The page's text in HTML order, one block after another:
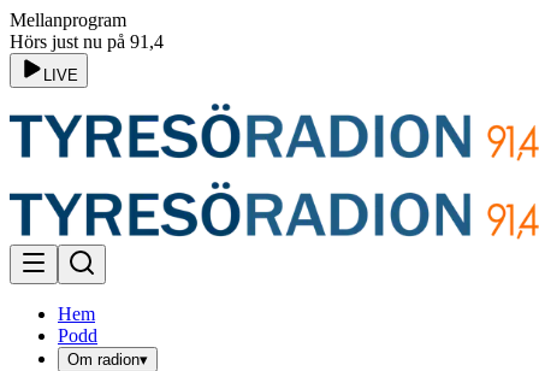
Mellanprogram
Hörs just nu på 91,4
LIVE
Hem
Podd
Om radion▾